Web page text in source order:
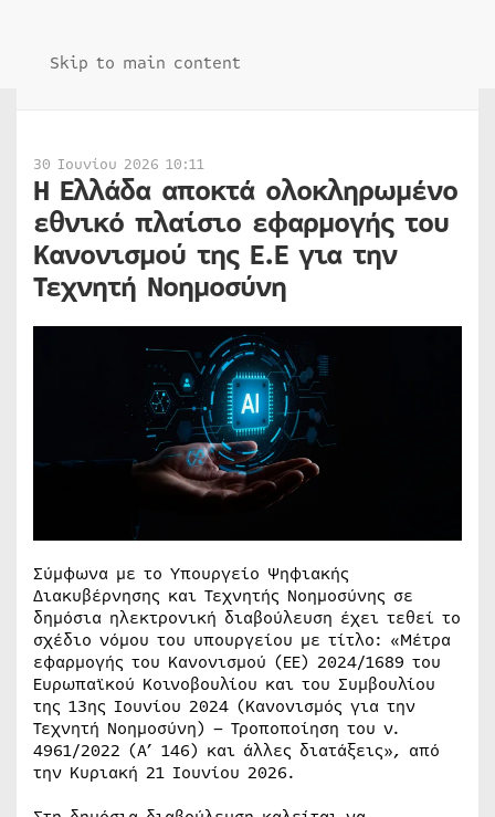
Skip to main content
30 Ιουνίου 2026 10:11
Η Ελλάδα αποκτά ολοκληρωμένο
εθνικό πλαίσιο εφαρμογής του
Kανονισμού της Ε.Ε για την
Τεχνητή Νοημοσύνη
Σύμφωνα με το Υπουργείο Ψηφιακής
Διακυβέρνησης και Τεχνητής Νοημοσύνης σε
δημόσια ηλεκτρονική διαβούλευση έχει τεθεί το
σχέδιο νόμου του υπουργείου με τίτλο: «Μέτρα
εφαρμογής του Κανονισμού (ΕΕ) 2024/1689 του
Ευρωπαϊκού Κοινοβουλίου και του Συμβουλίου
της 13ης Ιουνίου 2024 (Kανονισμός για την
Τεχνητή Νοημοσύνη) – Τροποποίηση του ν.
4961/2022 (Α’ 146) και άλλες διατάξεις», από
την Κυριακή 21 Ιουνίου 2026.